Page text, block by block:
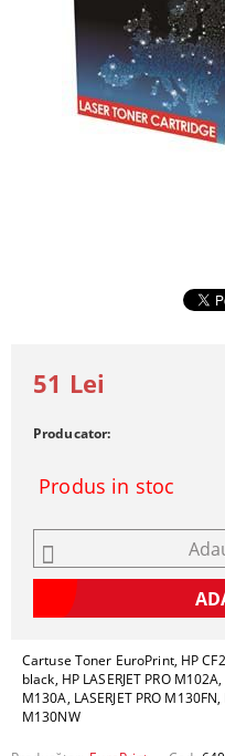
Cartuse Toner EuroPrint, HP
black, HP LASERJET PRO
M130A, LASERJET PRO M130FN,
M130NW
51 Lei
Producator:
Produs in stoc